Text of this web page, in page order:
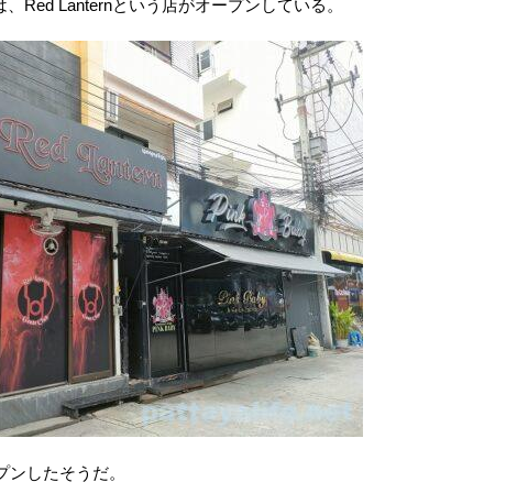
Red Lanternという店がオープンしている。
したそうだ。